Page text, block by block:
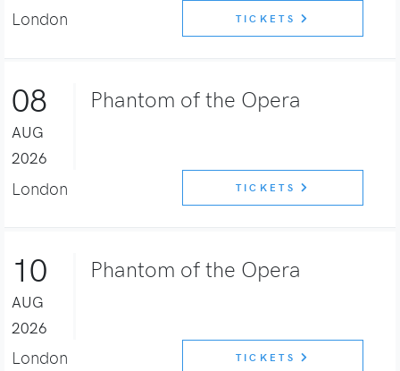
London TICKETS
08
AUG
2026
Phantom of the Opera
London TICKETS
10
AUG
2026
Phantom of the Opera
London TICKETS